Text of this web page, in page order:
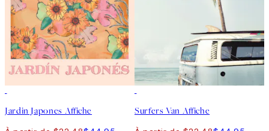
Jardin Japones Affiche Surfers Van Affiche